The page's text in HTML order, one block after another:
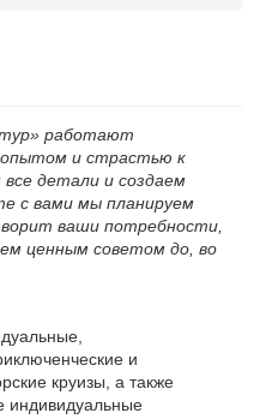
работают
и страстью к
детали и создаем
с вами мы планируем
ваши потребности,
ценным советом до, во
и
круизы, а также
индивидуальные